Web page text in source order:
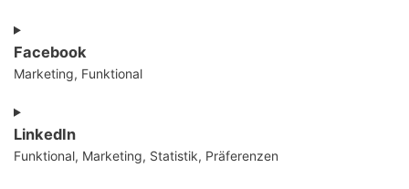
Consent
to
service
Facebook
Marketing, Funktional
Consent
to
service
LinkedIn
Funktional, Marketing, Statistik, Präferenzen